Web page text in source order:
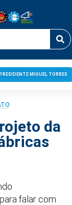
MIGUEL TORRES
da
falar com